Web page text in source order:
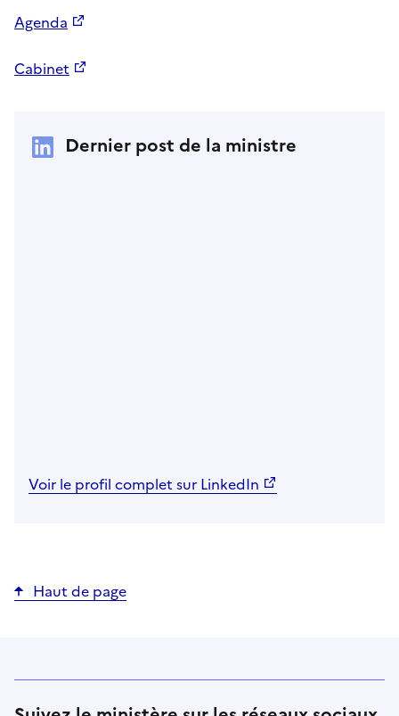
Agenda
Cabinet
Dernier post de la ministre
Voir le profil complet sur LinkedIn
Haut de page